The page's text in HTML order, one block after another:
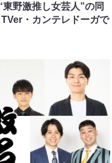
野激推し女芸人”の同
・カンテレドーガで